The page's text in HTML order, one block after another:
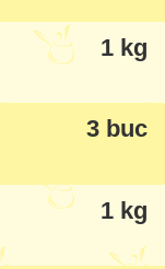
1 kg
3 buc
1 kg